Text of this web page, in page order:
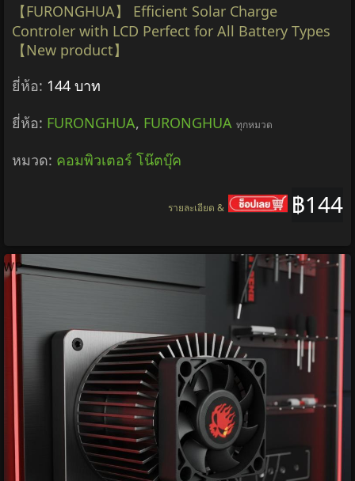
【FURONGHUA】 Efficient Solar Charge
Controler with LCD Perfect for All Battery Types
【New product】
ยี่ห้อ: 144 บาท
ยี่ห้อ: FURONGHUA, FURONGHUA ทุกหมวด
หมวด: คอมพิวเตอร์ โน๊ตบุ๊ค
฿144
รายละเอียด &